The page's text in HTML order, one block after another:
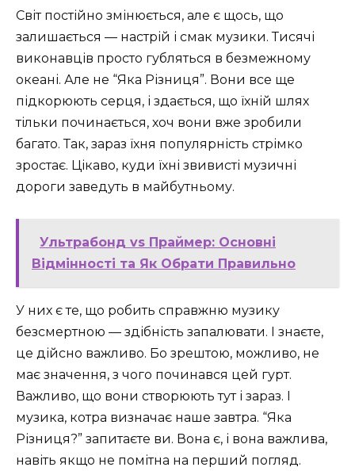
Світ постійно змінюється, але є щось, що
залишається — настрій і смак музики. Тисячі
виконавців просто губляться в безмежному
океані. Але не “Яка Різниця”. Вони все ще
підкорюють серця, і здається, що їхній шлях
тільки починається, хоч вони вже зробили
багато. Так, зараз їхня популярність стрімко
зростає. Цікаво, куди їхні звивисті музичні
дороги заведуть в майбутньому.
Ультрабонд vs Праймер: Основні
Відмінності та Як Обрати Правильно
У них є те, що робить справжню музику
безсмертною — здібність запалювати. І знаєте,
це дійсно важливо. Бо зрештою, можливо, не
має значення, з чого починався цей гурт.
Важливо, що вони створюють тут і зараз. І
музика, котра визначає наше завтра. “Яка
Різниця?” запитаєте ви. Вона є, і вона важлива,
навіть якщо не помітна на перший погляд.